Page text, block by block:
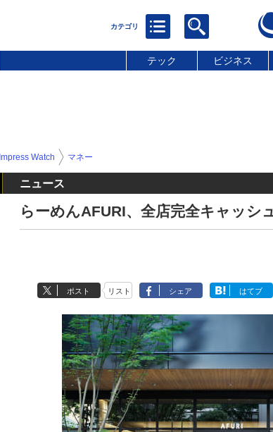
テック ビジネス
Impress Watch マネー
ニュース
らーめんAFURI、全店完全キャッシ
ポスト リスト シェア はてブ